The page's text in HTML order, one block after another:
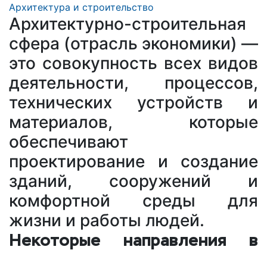
Архитектура и строительство
Архитектурно-строительная
сфера (отрасль экономики) —
это совокупность всех видов
деятельности, процессов,
технических устройств и
материалов, которые
обеспечивают
проектирование и создание
зданий, сооружений и
комфортной среды для
жизни и работы людей.
Некоторые направления в